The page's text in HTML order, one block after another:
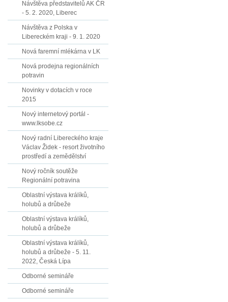
Návštěva představitelů AK ČR
- 5. 2. 2020, Liberec
Návštěva z Polska v
Libereckém kraji - 9. 1. 2020
Nová faremní mlékárna v LK
Nová prodejna regionálních
potravin
Novinky v dotacích v roce
2015
Nový internetový portál -
www.lksobe.cz
Nový radní Libereckého kraje
Václav Židek - resort životního
prostředí a zemědělství
Nový ročník soutěže
Regionální potravina
Oblastní výstava králíků,
holubů a drůbeže
Oblastní výstava králíků,
holubů a drůbeže
Oblastní výstava králíků,
holubů a drůbeže - 5. 11.
2022, Česká Lípa
Odborné semináře
Odborné semináře